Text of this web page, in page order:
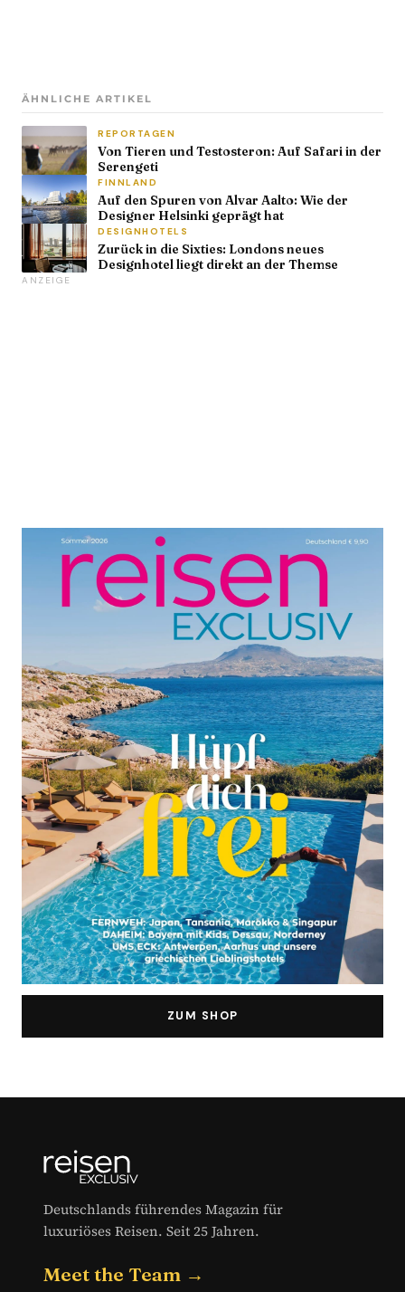
ZUM SHOP
ÄHNLICHE ARTIKEL
REPORTAGEN
Von Tieren und Testosteron: Auf Safari in der
Serengeti
FINNLAND
Auf den Spuren von Alvar Aalto: Wie der
Designer Helsinki geprägt hat
DESIGNHOTELS
Zurück in die Sixties: Londons neues
Designhotel liegt direkt an der Themse
ANZEIGE
Deutschlands führendes Magazin für
luxuriöses Reisen. Seit 25 Jahren.
Meet the Team →